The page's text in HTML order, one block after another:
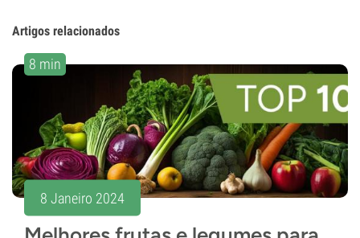
Artigos relacionados
8 min
8 Janeiro 2024